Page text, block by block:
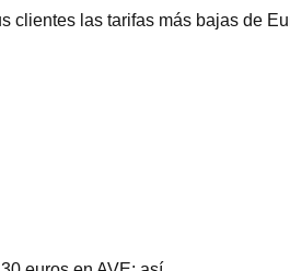
clientes las tarifas más bajas de